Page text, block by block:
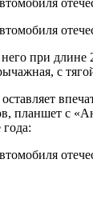
при
с
планшет с